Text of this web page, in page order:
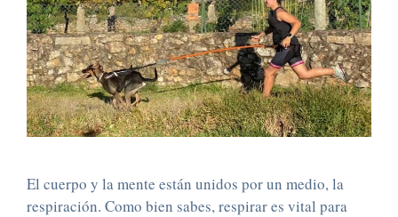
El cuerpo y la mente están unidos por un medio, la
respiración. Como bien sabes, respirar es vital para